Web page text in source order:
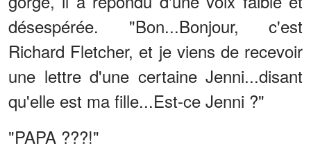
désespérée. "Bon...Bonjour, c'est
Richard Fletcher, et je viens de recevoir
une lettre d'une certaine Jenni...disant
qu'elle est ma fille...Est-ce Jenni ?"
"PAPA ???!"